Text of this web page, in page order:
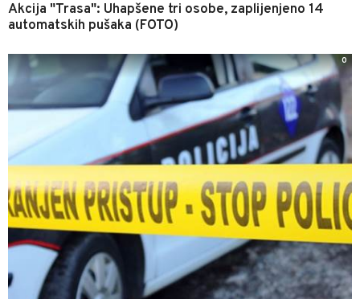
Akcija "Trasa": Uhapšene tri osobe, zaplijenjeno 14
automatskih pušaka (FOTO)
0